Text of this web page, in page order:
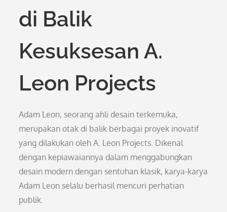
di Balik
Kesuksesan A.
Leon Projects
Adam Leon, seorang ahli desain terkemuka,
merupakan otak di balik berbagai proyek inovatif
yang dilakukan oleh A. Leon Projects. Dikenal
dengan kepiawaiannya dalam menggabungkan
desain modern dengan sentuhan klasik, karya-karya
Adam Leon selalu berhasil mencuri perhatian
publik.